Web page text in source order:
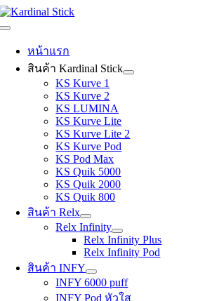
Skip
to
Toggle
Navigation
หน้าแรก
สินค้า Kardinal Stick
KS Kurve 1
KS Kurve 2
KS LUMINA
KS Kurve Lite
KS Kurve Lite 2
KS Kurve Pod
KS Pod Max
KS Quik 5000
KS Quik 2000
KS Quik 800
สินค้า Relx
Relx Infinity
Relx Infinity Plus
Relx Infinity Pod
สินค้า INFY
INFY 6000 puff
INFY Pod หัวใส